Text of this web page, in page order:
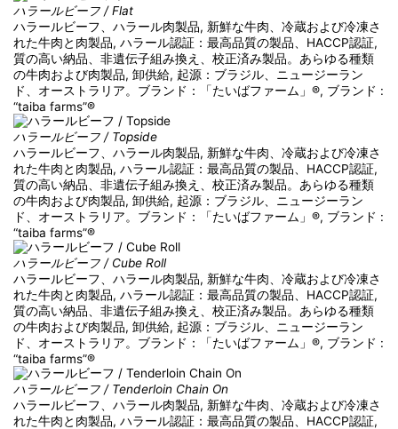
ハラールビーフ / Flat
ハラールビーフ、ハラール肉製品, 新鮮な牛肉、冷蔵および冷凍さ
れた牛肉と肉製品, ハラール認証：最高品質の製品、HACCP認証,
質の高い納品、非遺伝子組み換え、校正済み製品。あらゆる種類
の牛肉および肉製品, 卸供給, 起源：ブラジル、ニュージーラン
ド、オーストラリア。ブランド：「たいばファーム」®, ブランド :
“taiba farms”®
ハラールビーフ / Topside
ハラールビーフ、ハラール肉製品, 新鮮な牛肉、冷蔵および冷凍さ
れた牛肉と肉製品, ハラール認証：最高品質の製品、HACCP認証,
質の高い納品、非遺伝子組み換え、校正済み製品。あらゆる種類
の牛肉および肉製品, 卸供給, 起源：ブラジル、ニュージーラン
ド、オーストラリア。ブランド：「たいばファーム」®, ブランド :
“taiba farms”®
ハラールビーフ / Cube Roll
ハラールビーフ、ハラール肉製品, 新鮮な牛肉、冷蔵および冷凍さ
れた牛肉と肉製品, ハラール認証：最高品質の製品、HACCP認証,
質の高い納品、非遺伝子組み換え、校正済み製品。あらゆる種類
の牛肉および肉製品, 卸供給, 起源：ブラジル、ニュージーラン
ド、オーストラリア。ブランド：「たいばファーム」®, ブランド :
“taiba farms”®
ハラールビーフ / Tenderloin Chain On
ハラールビーフ、ハラール肉製品, 新鮮な牛肉、冷蔵および冷凍さ
れた牛肉と肉製品, ハラール認証：最高品質の製品、HACCP認証,